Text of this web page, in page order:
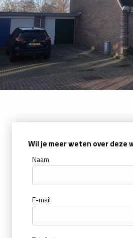
Wil je meer weten over deze
Naam
E-mail